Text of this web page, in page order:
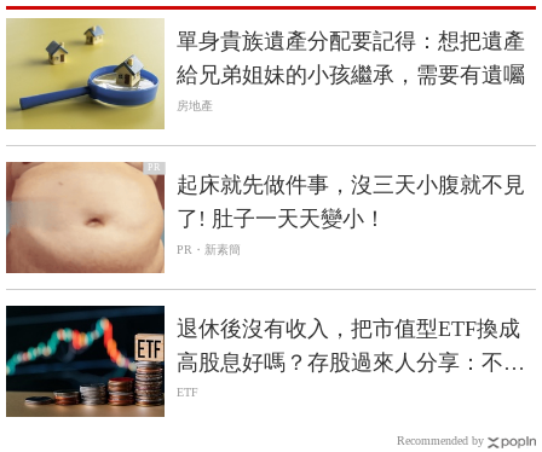
單身貴族遺產分配要記得：想把遺產
給兄弟姐妹的小孩繼承，需要有遺囑
房地產
PR
起床就先做件事，沒三天小腹就不見
了! 肚子一天天變小！
PR・新素簡
退休後沒有收入，把市值型ETF換成
高股息好嗎？存股過來人分享：不會
轉向高股息
ETF
Recommended by